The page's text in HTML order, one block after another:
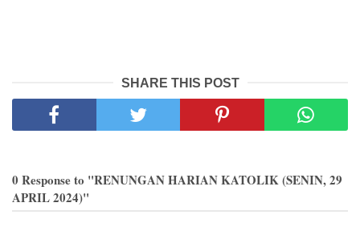
SHARE THIS POST
0 Response to "RENUNGAN HARIAN KATOLIK (SENIN, 29
APRIL 2024)"